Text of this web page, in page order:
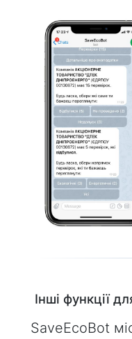
Інші функції
SaveEcoBot